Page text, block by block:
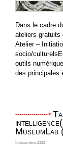
Dans le cadre
ateliers gratuits
Atelier –
socio/
outils
des principales
MuseumLab
5 décembre 2023